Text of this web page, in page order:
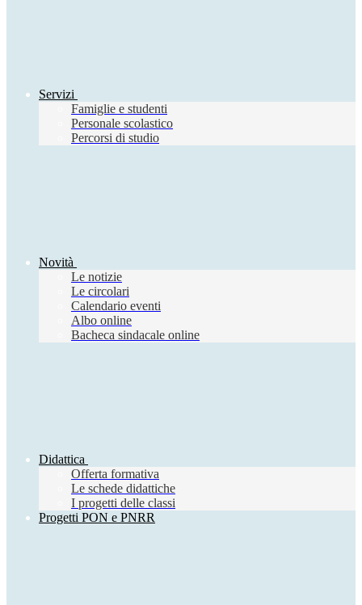
Servizi
Famiglie e studenti
Personale scolastico
Percorsi di studio
Novità
Le notizie
Le circolari
Calendario eventi
Albo online
Bacheca sindacale online
Didattica
Offerta formativa
Le schede didattiche
I progetti delle classi
Progetti PON e PNRR